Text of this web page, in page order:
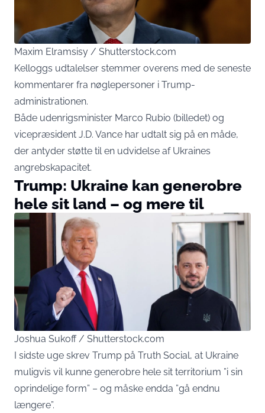
Maxim Elramsisy / Shutterstock.com
Kelloggs udtalelser stemmer overens med de seneste
kommentarer fra nøglepersoner i Trump-
administrationen.
Både udenrigsminister Marco Rubio (billedet) og
vicepræsident J.D. Vance har udtalt sig på en måde,
der antyder støtte til en udvidelse af Ukraines
angrebskapacitet.
Trump: Ukraine kan generobre
hele sit land – og mere til
Joshua Sukoff / Shutterstock.com
I sidste uge skrev Trump på Truth Social, at Ukraine
muligvis vil kunne generobre hele sit territorium ”i sin
oprindelige form” – og måske endda ”gå endnu
længere”.